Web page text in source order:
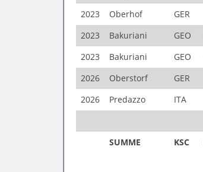
2023
Oberhof GER
2023
Bakuriani GEO
2023
Bakuriani GEO
2026
Oberstorf GER
2026
Predazzo ITA
SUMME KSC